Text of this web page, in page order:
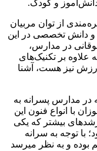
و کودک.
از توان مربیان
و دانش تخصصی در این
در مدارس،
علاوه بر تکنیک‌های
نیز هست، آشنا
در مدارس پسرانه به
با انواع فنون این
بیشتر که یکی
با توجه به سرانه
جمعیتی، تعداد زورخانه‌ها در اغلب شهرها کم بوده و به نظر می‎رسد